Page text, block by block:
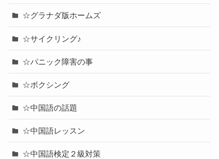
☆グラナダ版ホームズ
☆サイクリング♪
☆パニック障害の事
☆ボクシング
☆中国語の話題
☆中国語レッスン
☆中国語検定２級対策